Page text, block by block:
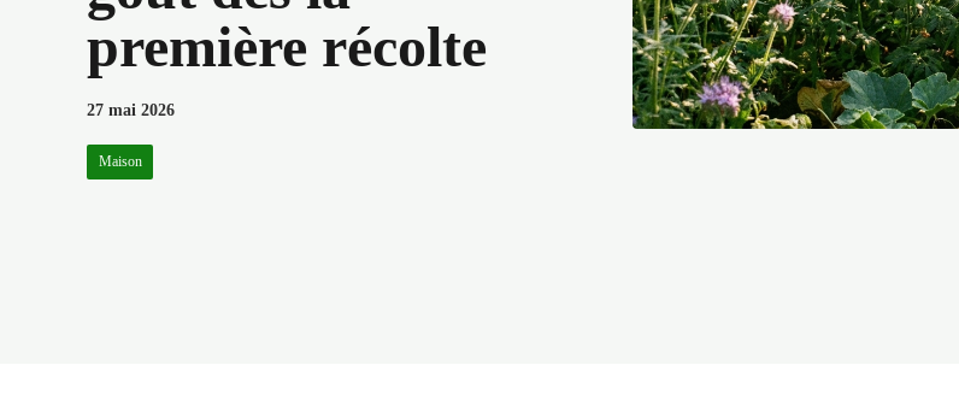
première récolte
27 mai 2026
Maison